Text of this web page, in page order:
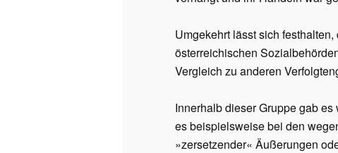
Umgekehrt lässt sich
österreichischen
Vergleich zu anderen
Innerhalb dieser Gruppe gab
es beispielsweise bei den
»zersetzender« Äußerungen